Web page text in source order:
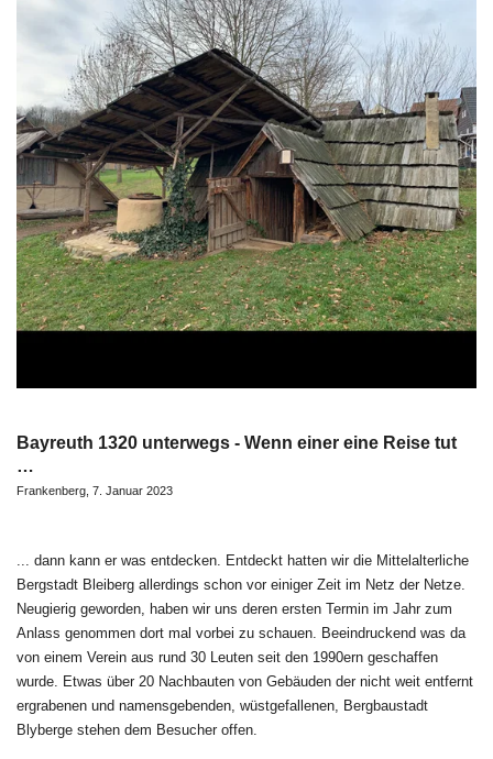
Bayreuth 1320 unterwegs - Wenn einer eine Reise tut
…
Frankenberg, 7. Januar 2023
... dann kann er was entdecken. Entdeckt hatten wir die Mittelalterliche
Bergstadt Bleiberg allerdings schon vor einiger Zeit im Netz der Netze.
Neugierig geworden, haben wir uns deren ersten Termin im Jahr zum
Anlass genommen dort mal vorbei zu schauen. Beeindruckend was da
von einem Verein aus rund 30 Leuten seit den 1990ern geschaffen
wurde. Etwas über 20 Nachbauten von Gebäuden der nicht weit entfernt
ergrabenen und namensgebenden, wüstgefallenen, Bergbaustadt
Blyberge stehen dem Besucher offen.